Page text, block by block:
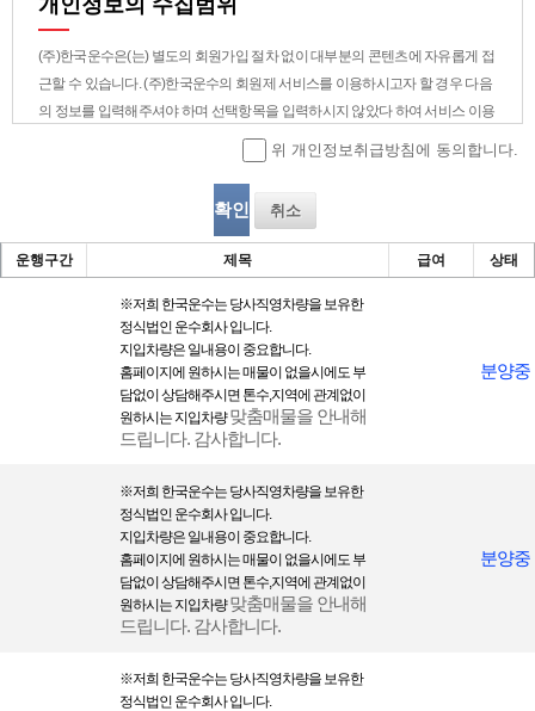
개인정보의 수집범위
(주)한국운수은(는) 별도의 회원가입 절차 없이 대부분의 콘텐츠에 자유롭게 접
근할 수 있습니다. (주)한국운수의 회원제 서비스를 이용하시고자 할 경우 다음
의 정보를 입력해주셔야 하며 선택항목을 입력하시지 않았다 하여 서비스 이용
1) 회원 가입시 수집하는 개인정보의 범위
호, 이메일주소, 이메일 수신 여부
- 선택항목 : 회사명, 홈페이지, 닉네임
개인정보의 수집목적 및 이용목적
① (주)한국운수은(는) 회원님께 최대한으로 최적화되고 맞춤화된 서비스를 제
공하기 위하여 다음과 같은 목적으로 개인정보를 수집하고 있습니다.
- 성명, 아이디, 비밀번호 : 회원제 서비스 이용에 따른 본인 식별 절차에 이용
- 이메일주소, 이메일 수신여부, 전화번호 : 고지사항 전달, 본인 의사 확인, 불만
- 주소, 전화번호 : 경품과 쇼핑 물품 배송에 대한 정확한 배송지의 확보
- 비밀번호 힌트용 질문과 답변 : 비밀번호를 잊은 경우의 신속한 처리를 위한 내
- 그 외 선택항목 : 개인맞춤 서비스를 제공하기 위한 자료
② 단, 이용자의 기본적 인권 침해의 우려가 있는 민감한 개인정보(인종 및 민족,
등)는 수집하지 않습니다.
위 개인정보취급방침에 동의합니다.
취소
운행구간 제목 급여 상태
※저희 한국운수는 당사직영차량을 보 유한
정식법인 운수회사 입니다.
지입차량은 일내용이 중요합니다.
홈페이지에 원하시는 매물이 없을시에도 부
담없이 상담해주시면 톤수,지역에 관계없이
원하시는 지입차량맞춤매물을 안내해
드립니다. 감사합니다.
분양중
※저희 한국운수는 당사직영차량을 보 유한
정식법인 운수회사 입니다.
지입차량은 일내용이 중요합니다.
홈페이지에 원하시는 매물이 없을시에도 부
담없이 상담해주시면 톤수,지역에 관계없이
원하시는 지입차량맞춤매물을 안내해
드립니다. 감사합니다.
분양중
※저희 한국운수는 당사직영차량을 보 유한
정식법인 운수회사 입니다.